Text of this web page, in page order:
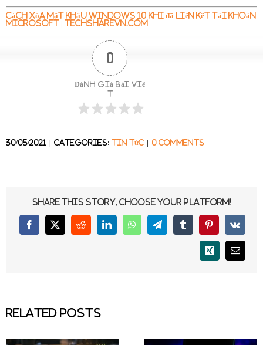
Cách xóa mật khẩu Windows 10 khi đã liên kết tài khoản
Microsoft | TechshareVN.com
0
Đánh giá bài viế
t
30/05/2021 | Categories: Tin tức | 0 Comments
Share This Story, Choose Your Platform!
Facebook
X RedditLinkedInWhatsAppTelegramTumblrPinterest
Vk
Xing Email
Related Posts